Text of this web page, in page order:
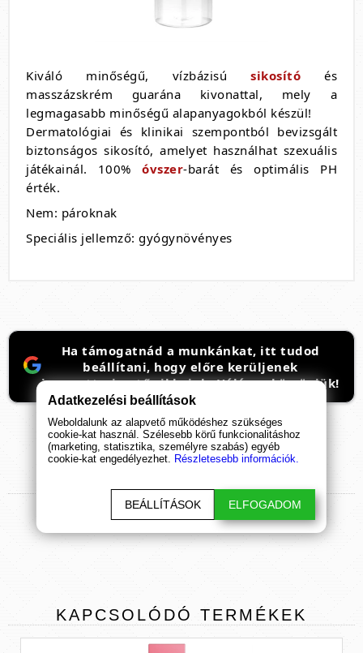
Kiváló minőségű, vízbázisú sikosító és
masszázskrém guarána kivonattal, mely a
legmagasabb minőségű alapanyagokból készül!
Dermatológiai és klinikai szempontból bevizsgált
biztonságos sikosító, amelyet használhat szexuális
játékainál. 100%óvszer-barát és optimális PH
érték.
Nem: pároknak
Speciális jellemző: gyógynövényes
Ha támogatnád a munkánkat, itt tudod
beállítani, hogy előre kerüljenek
ismeretterjesztő cikkeink. Hálásan köszönjük!
ÉRTÉKELÉS BEKÜLDÉSE
KAPCSOLÓDÓ TERMÉKEK
Adatkezelési beállítások
Weboldalunk az alapvető működéshez szükséges
cookie-kat használ. Szélesebb körű funkcionalitáshoz
(marketing, statisztika, személyre szabás) egyéb
cookie-kat engedélyezhet. Részletesebb információk.
BEÁLLÍTÁSOK ELFOGADOM